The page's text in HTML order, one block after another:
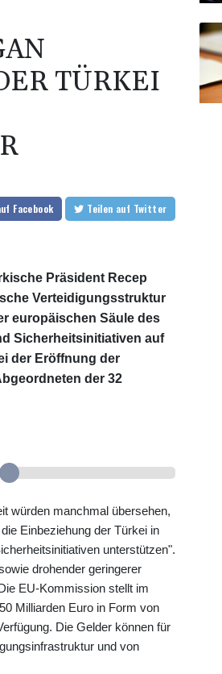
TÜRKEI
Facebook Teilen auf Twitter
Präsident Recep
Verteidigungsstruktur
europäischen Säule des
Sicherheitsinitiativen auf
der Eröffnung der
der 32
würden manchmal übersehen,
Einbeziehung der Türkei in
unterstützen".
drohender geringerer
EU-Kommission stellt im
Milliarden Euro in Form von
Die Gelder können für
und von